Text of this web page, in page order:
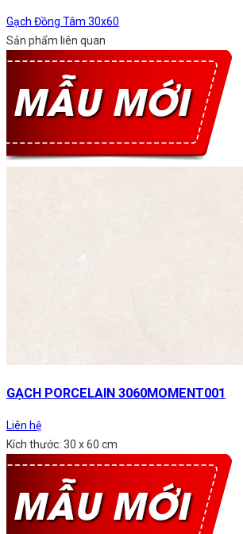
Gạch Đồng Tâm 30x60
Sản phẩm liên quan
GẠCH PORCELAIN 3060MOMENT001
Liên hệ
Kích thước: 30 x 60 cm